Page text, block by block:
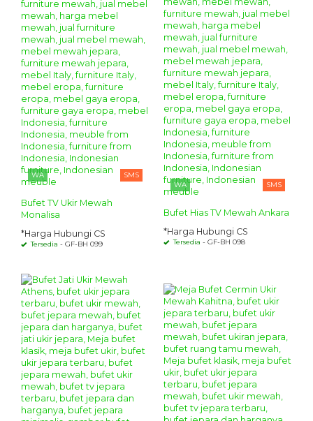
WA SMS
Bufet TV Ukir Mewah
Monalisa
*Harga Hubungi CS
Tersedia - GF-BH 099
WA SMS
Bufet Hias TV Mewah Ankara
*Harga Hubungi CS
Tersedia - GF-BH 098